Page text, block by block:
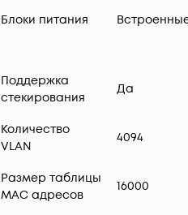
Блоки питания
Поддержка
стекирования
Да
Количество
VLAN
4094
Размер таблицы
MAC адресов
16000